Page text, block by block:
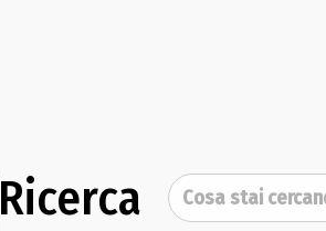
Ricerca Cerca